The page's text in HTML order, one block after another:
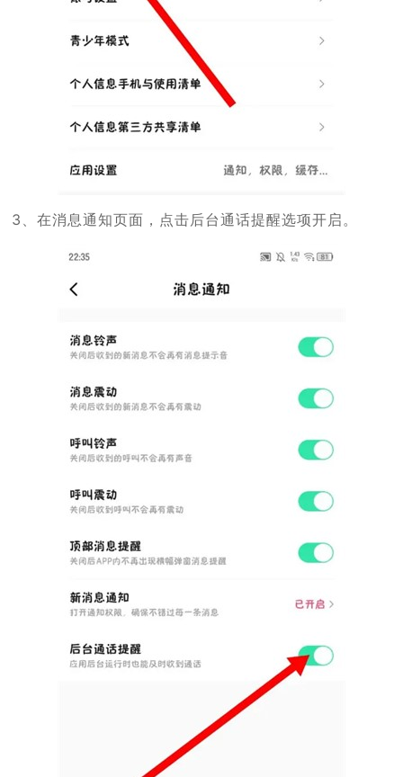
3、在消息通知页面，点击后台通话提醒选项开启。